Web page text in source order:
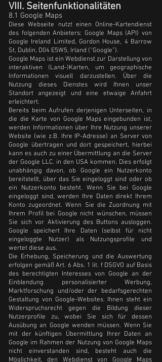
VIII. Seitenfunktionalitäten
8.1 Google Maps
Diese Webseite nutzt einen Online-Kartendienst
des folgenden Anbieters: Google Maps (API) von
Google Ireland Limited, Gordon House, 4 Barrow
St, Dublin, D04 E5W5, Irland (“Google”).
Google Maps ist ein Webdienst zur Darstellung von
interaktiven (Land-)Karten, um geographische
Informationen visuell darzustellen. Über die
Nutzung dieses Dienstes wird Ihnen unser
Standort angezeigt und eine etwaige Anfahrt
erleichtert.
Bereits beim Aufrufen derjenigen Unterseiten, in
die die Karte von Google Maps eingebunden ist,
werden Informationen über Ihre Nutzung unserer
Website (wie z.B. Ihre IP-Adresse) an Server von
Google übertragen und dort gespeichert, hierbei
kann es auch zu einer Übermittlung an die Server
der Google LLC. in den USA kommen. Dies erfolgt
unabhängig davon, ob Google ein Nutzerkonto
bereitstellt, über das Sie eingeloggt sind oder ob
ein Nutzerkonto besteht. Wenn Sie bei Google
eingeloggt sind, werden Ihre Daten direkt Ihrem
Konto zugeordnet. Wenn Sie die Zuordnung mit
Ihrem Profil bei Google nicht wünschen, müssen
Sie sich vor Aktivierung des Buttons ausloggen.
Google speichert Ihre Daten (selbst für nicht
eingeloggte Nutzer) als Nutzungsprofile und
wertet diese aus.
Die Erhebung, Speicherung und die Auswertung
erfolgen gemäß Art. 6 Abs. 1 lit. f DSGVO auf Basis
des berechtigten Interesses von Google an der
Einblendung personalisierter Werbung,
Marktforschung und/oder der bedarfsgerechten
Gestaltung von Google-Websites. Ihnen steht ein
Widerspruchsrecht gegen die Bildung dieser
Nutzerprofile zu, wobei Sie sich für dessen
Ausübung an Google wenden müssen. Wenn Sie
mit der künftigen Übermittlung Ihrer Daten an
Google im Rahmen der Nutzung von Google Maps
nicht einverstanden sind, besteht auch die
Möglichkeit, den Webdienst von Google Maps